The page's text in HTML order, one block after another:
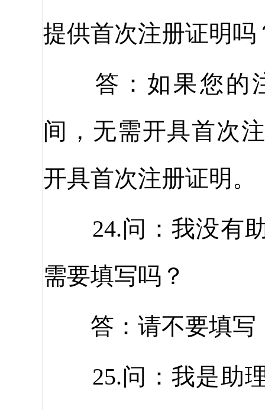
提供首次注册证明吗
答：如果您的注
间，无需开具首次
开具首次注册证明。
24.问：我没有助
需要填写吗？
答：请不要填写
25.问：我是助理